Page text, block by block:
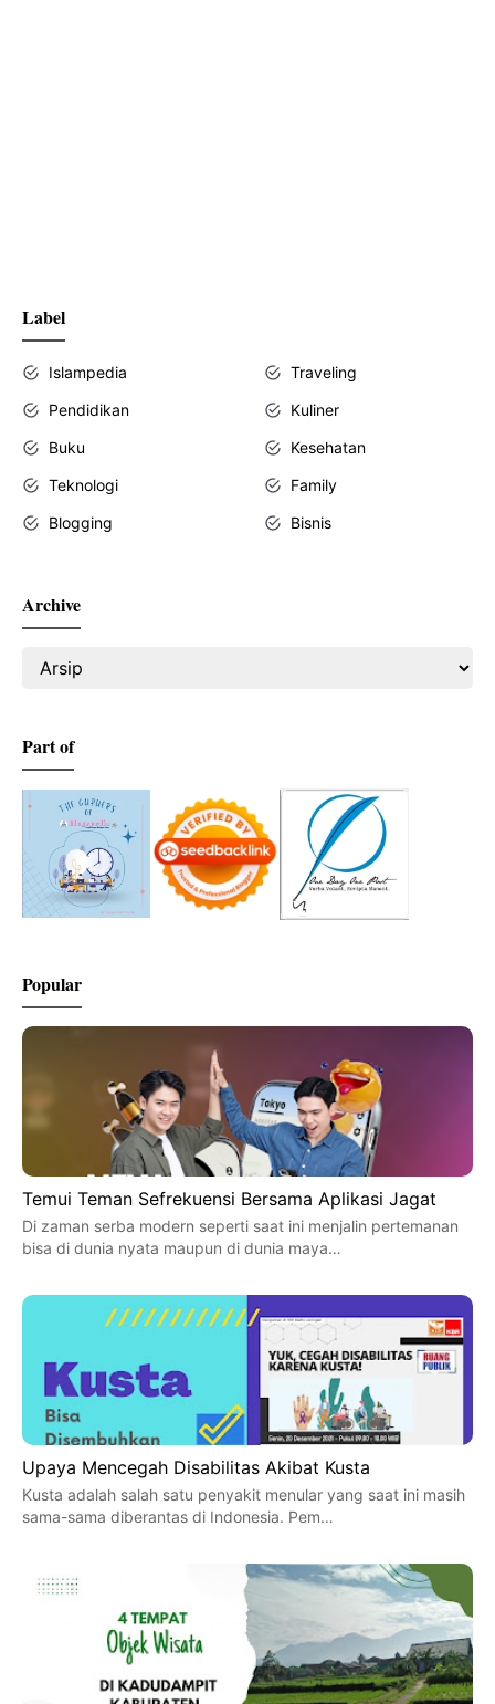
Label
Islampedia
Traveling
Pendidikan
Kuliner
Buku
Kesehatan
Teknologi
Family
Blogging
Bisnis
Archive
Part of
Popular
Temui Teman Sefrekuensi Bersama Aplikasi Jagat
Di zaman serba modern seperti saat ini menjalin pertemanan
bisa di dunia nyata maupun di dunia maya…
Upaya Mencegah Disabilitas Akibat Kusta
Kusta adalah salah satu penyakit menular yang saat ini masih
sama-sama diberantas di Indonesia. Pem…